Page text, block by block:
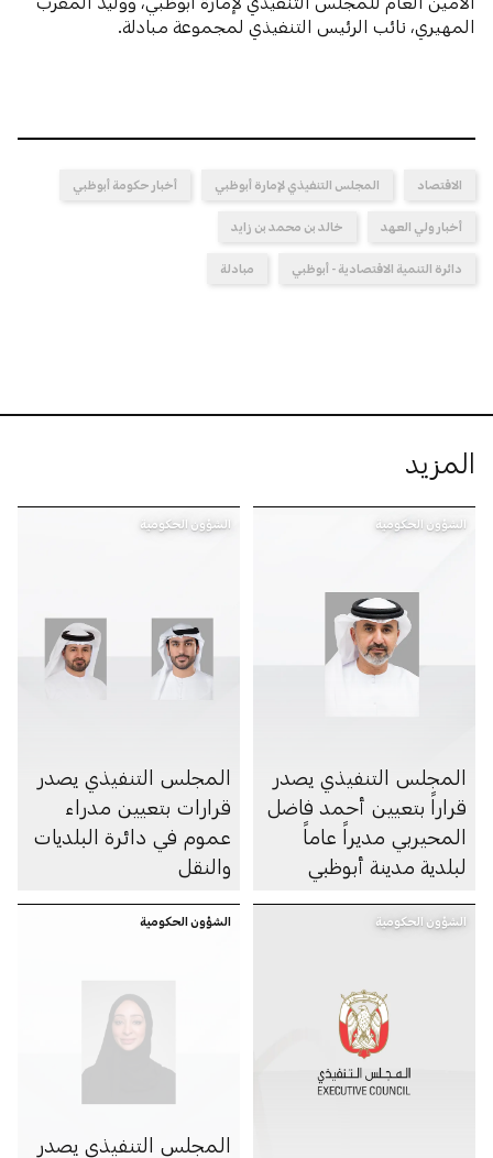
المهيري، نائب الرئيس التنفيذي لمجموعة مبادلة.
الاقتصاد المجلس التنفيذي لإمارة أبوظبي أخبار حكومة أبوظبي
أخبار ولي العهد خالد بن محمد بن زايد
دائرة التنمية الاقتصادية - أبوظبي مبادلة
المزيد
الشؤون الحكومية
المجلس التنفيذي يصدر
قراراً بتعيين أحمد فاضل
المحيربي مديراً عاماً
لبلدية مدينة أبوظبي
الشؤون الحكومية
المجلس التنفيذي يصدر
قرارات بتعيين مدراء
عموم في دائرة البلديات
والنقل
الشؤون الحكومية الشؤون الحكومية
المجلس التنفيذي يصدر